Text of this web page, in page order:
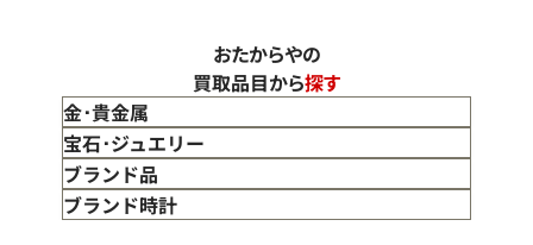
おたからやの
買取品目から探す
金･貴金属
金 買取
金のインゴット 買取
金のアクセサリー 買取
宝石･ジュエリー
宝石･ジュエリー買取
ダイヤモンド 買取
ブランド品
バッグ･小物 買取
ブランド時計